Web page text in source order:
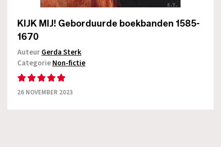
KIJK MIJ! Geborduurde boekbanden 1585-
1670
AuteurGerda Sterk
CategorieNon-fictie
26 NOVEMBER 2023